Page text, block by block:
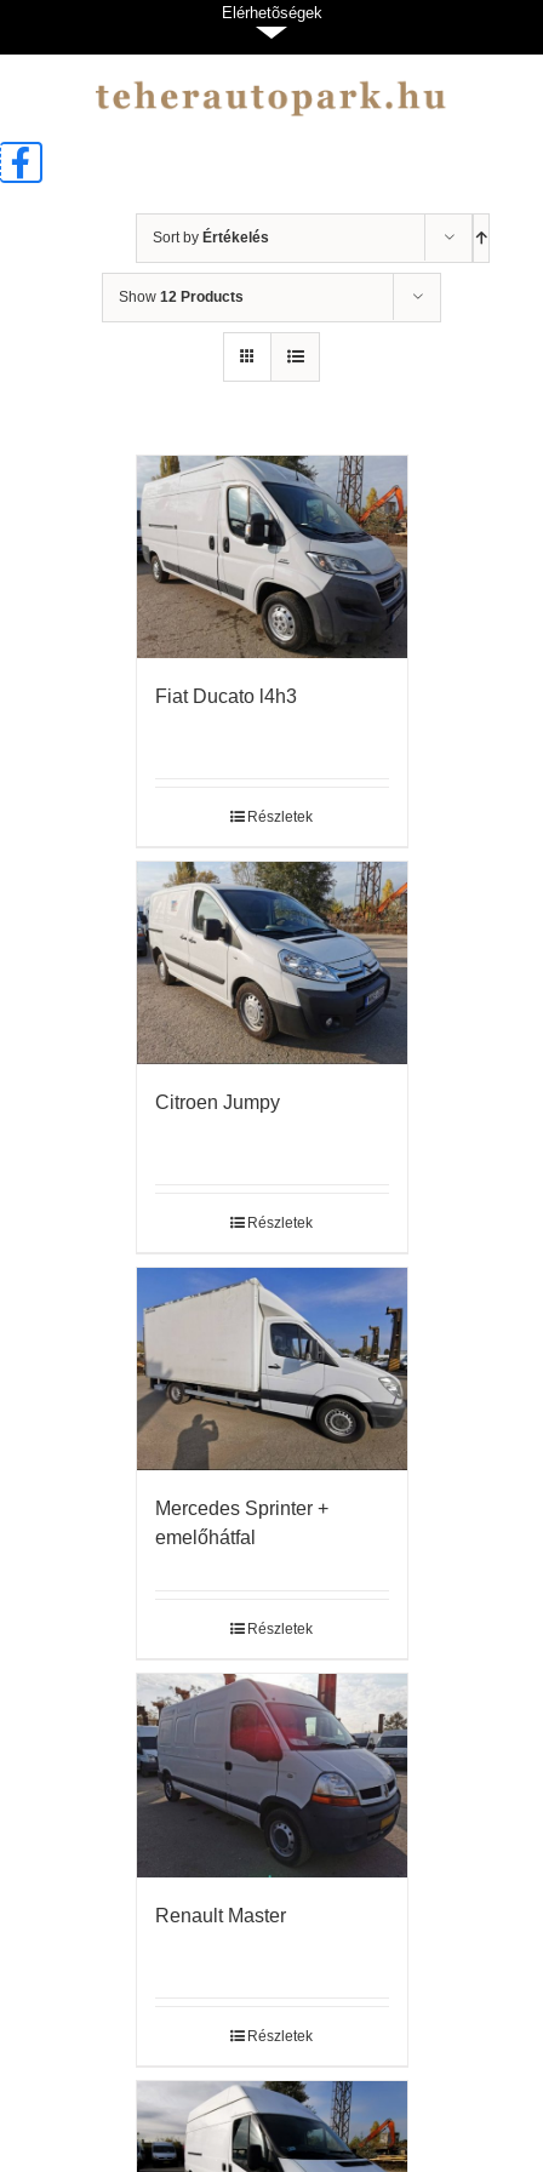
Sort by Értékelés
Show 12 Products
Fiat Ducato l4h3
Részletek
Citroen Jumpy
Részletek
Mercedes Sprinter +
emelőhátfal
Részletek
Renault Master
Részletek
Elérhetõségek